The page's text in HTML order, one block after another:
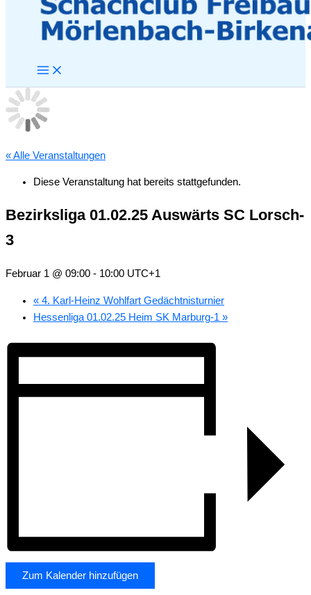
« Alle Veranstaltungen
Diese Veranstaltung hat bereits stattgefunden.
Bezirksliga 01.02.25 Auswärts SC Lorsch-
3
Februar 1 @ 09:00 - 10:00 UTC+1
« 4. Karl-Heinz Wohlfart Gedächtnisturnier
Hessenliga 01.02.25 Heim SK Marburg-1 »
Zum Kalender hinzufügen